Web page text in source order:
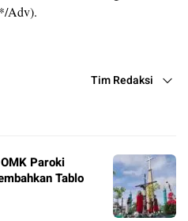
Adv).
Tim Redaksi
Paroki
Tablo